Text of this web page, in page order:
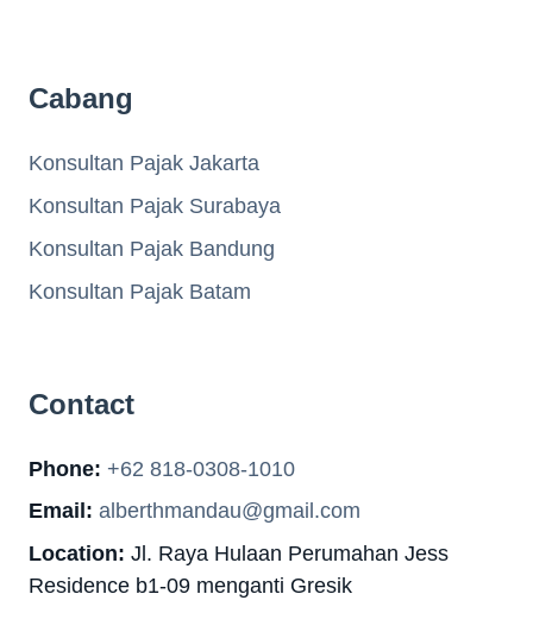
Cabang
Konsultan Pajak Jakarta
Konsultan Pajak Surabaya
Konsultan Pajak Bandung
Konsultan Pajak Batam
Contact
Phone: +62 818-0308-1010
Email: alberthmandau@gmail.com
Location: Jl. Raya Hulaan Perumahan Jess
Residence b1-09 menganti Gresik